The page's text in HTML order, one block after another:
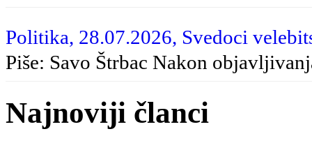
Politika, 28.07.2026, Svedoci
Piše: Savo Štrbac Nakon
Najnoviji članci